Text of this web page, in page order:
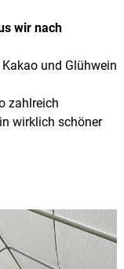
wir nach
und Glühwein
zahlreich
wirklich schöner